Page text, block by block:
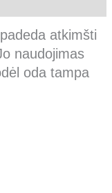
atkimšti
naudojimas
oda tampa